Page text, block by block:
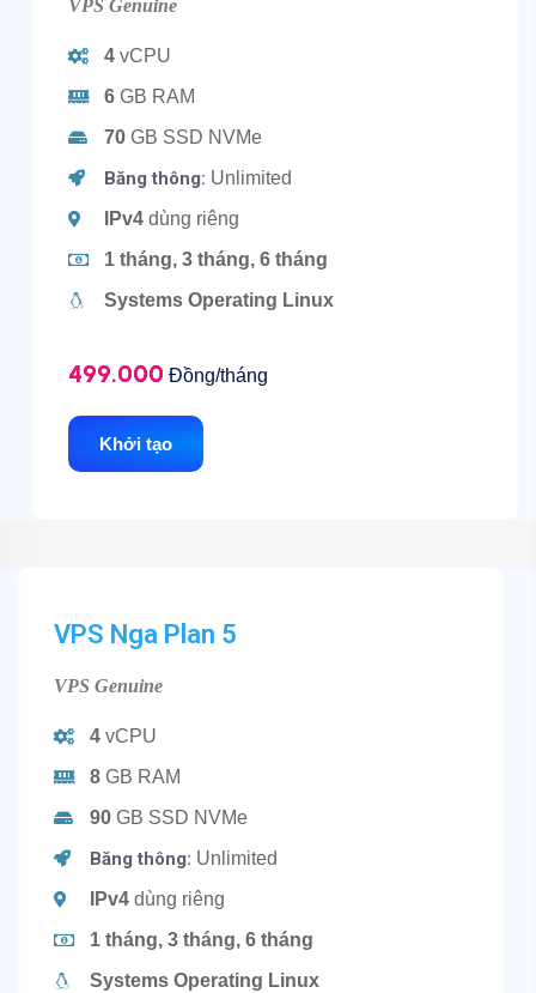
VPS Genuine
4 vCPU
6GB RAM
70GB SSD NVMe
Băng thông: Unlimited
IPv4dùng riêng
1 tháng, 3 tháng, 6 tháng
Systems Operating Linux
Khởi tạo
499.000 Đồng/tháng
VPS Nga Plan 5
VPS Genuine
4 vCPU
8GB RAM
90GB SSD NVMe
Băng thông: Unlimited
IPv4dùng riêng
1 tháng, 3 tháng, 6 tháng
Systems Operating Linux